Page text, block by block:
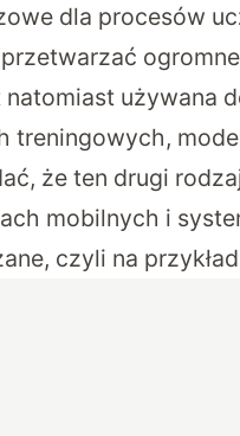
dla procesów
używana
treningowych,
że ten drugi
mobilnych i
czyli na